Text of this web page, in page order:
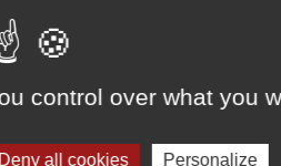
control over what you
Deny all cookies Personalize